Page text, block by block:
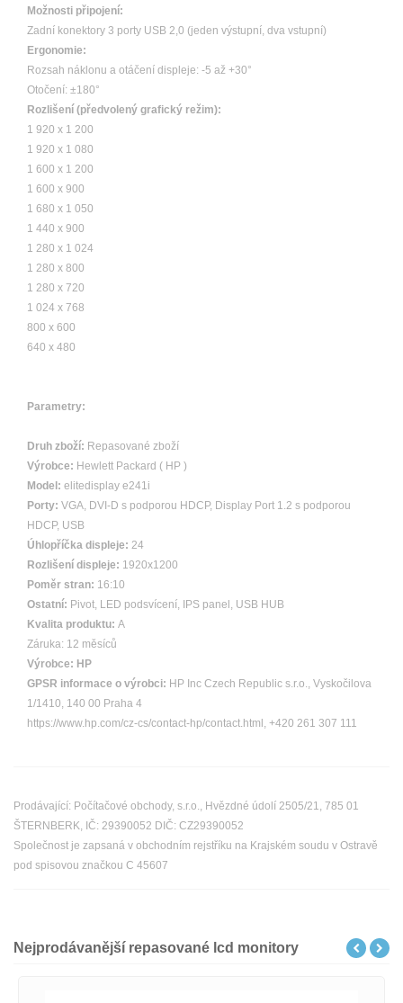
Možnosti připojení:
Zadní konektory 3 porty USB 2,0 (jeden výstupní, dva vstupní)
Ergonomie:
Rozsah náklonu a otáčení displeje: -5 až +30°
Otočení: ±180°
Rozlišení (předvolený grafický režim):
1 920 x 1 200
1 920 x 1 080
1 600 x 1 200
1 600 x 900
1 680 x 1 050
1 440 x 900
1 280 x 1 024
1 280 x 800
1 280 x 720
1 024 x 768
800 x 600
640 x 480
Parametry:
Druh zboží: Repasované zboží
Výrobce: Hewlett Packard ( HP )
Model: elitedisplay e241i
Porty: VGA, DVI-D s podporou HDCP, Display Port 1.2 s podporou
HDCP, USB
Úhlopříčka displeje: 24
Rozlišení displeje: 1920x1200
Poměr stran: 16:10
Ostatní: Pivot, LED podsvícení, IPS panel, USB HUB
Kvalita produktu: A
Záruka: 12 měsíců
Výrobce: HP
GPSR informace o výrobci: HP Inc Czech Republic s.r.o., Vyskočilova
1/1410, 140 00 Praha 4
https://www.hp.com/cz-cs/contact-hp/contact.html, +420 261 307 111
Prodávající: Počítačové obchody, s.r.o., Hvězdné údolí 2505/21, 785 01
ŠTERNBERK, IČ: 29390052 DIČ: CZ29390052
Společnost je zapsaná v obchodním rejstříku na Krajském soudu v Ostravě
pod spisovou značkou C 45607
Nejprodávanější repasované lcd monitory